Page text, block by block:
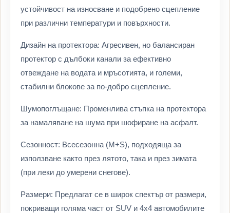
устойчивост на износване и подобрено сцепление
при различни температури и повърхности.
Дизайн на протектора: Агресивен, но балансиран
протектор с дълбоки канали за ефективно
отвеждане на водата и мръсотията, и големи,
стабилни блокове за по-добро сцепление.
Шумопоглъщане: Променлива стъпка на протектора
за намаляване на шума при шофиране на асфалт.
Сезонност: Всесезонна (M+S), подходяща за
използване както през лятото, така и през зимата
(при леки до умерени снегове).
Размери: Предлагат се в широк спектър от размери,
покриващи голяма част от SUV и 4х4 автомобилите